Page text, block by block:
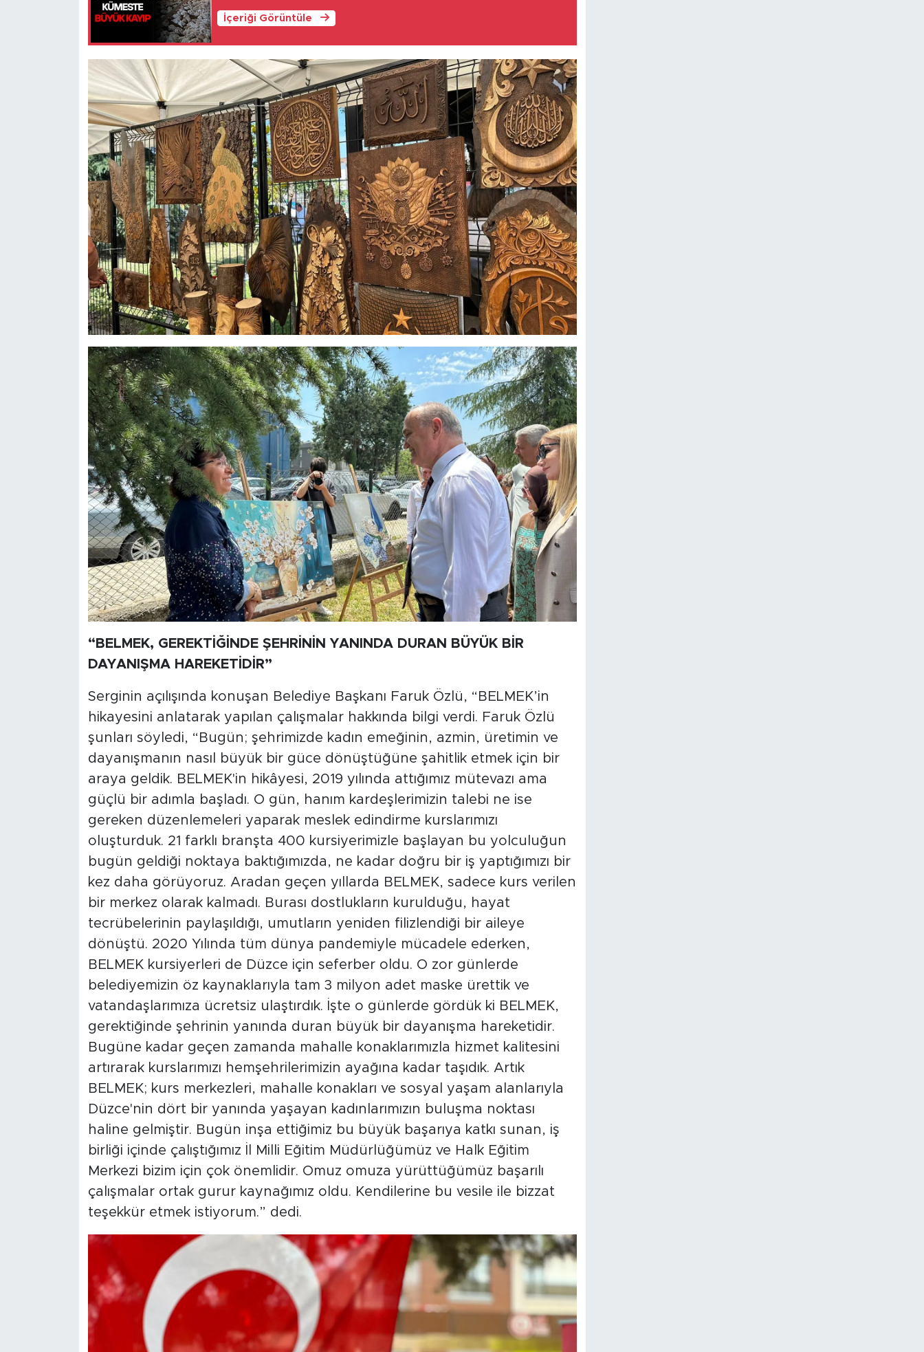
İçeriği Görüntüle
“BELMEK, GEREKTİĞİNDE ŞEHRİNİN YANINDA DURAN BÜYÜK BİR
DAYANIŞMA HAREKETİDİR”
Serginin açılışında konuşan Belediye Başkanı Faruk Özlü, “BELMEK’in
hikayesini anlatarak yapılan çalışmalar hakkında bilgi verdi. Faruk Özlü
şunları söyledi, “Bugün; şehrimizde kadın emeğinin, azmin, üretimin ve
dayanışmanın nasıl büyük bir güce dönüştüğüne şahitlik etmek için bir
araya geldik. BELMEK'in hikâyesi, 2019 yılında attığımız mütevazı ama
güçlü bir adımla başladı. O gün, hanım kardeşlerimizin talebi ne ise
gereken düzenlemeleri yaparak meslek edindirme kurslarımızı
oluşturduk. 21 farklı branşta 400 kursiyerimizle başlayan bu yolculuğun
bugün geldiği noktaya baktığımızda, ne kadar doğru bir iş yaptığımızı bir
kez daha görüyoruz. Aradan geçen yıllarda BELMEK, sadece kurs verilen
bir merkez olarak kalmadı. Burası dostlukların kurulduğu, hayat
tecrübelerinin paylaşıldığı, umutların yeniden filizlendiği bir aileye
dönüştü. 2020 Yılında tüm dünya pandemiyle mücadele ederken,
BELMEK kursiyerleri de Düzce için seferber oldu. O zor günlerde
belediyemizin öz kaynaklarıyla tam 3 milyon adet maske ürettik ve
vatandaşlarımıza ücretsiz ulaştırdık. İşte o günlerde gördük ki BELMEK,
gerektiğinde şehrinin yanında duran büyük bir dayanışma hareketidir.
Bugüne kadar geçen zamanda mahalle konaklarımızla hizmet kalitesini
artırarak kurslarımızı hemşehrilerimizin ayağına kadar taşıdık. Artık
BELMEK; kurs merkezleri, mahalle konakları ve sosyal yaşam alanlarıyla
Düzce'nin dört bir yanında yaşayan kadınlarımızın buluşma noktası
haline gelmiştir. Bugün inşa ettiğimiz bu büyük başarıya katkı sunan, iş
birliği içinde çalıştığımız İl Milli Eğitim Müdürlüğümüz ve Halk Eğitim
Merkezi bizim için çok önemlidir. Omuz omuza yürüttüğümüz başarılı
çalışmalar ortak gurur kaynağımız oldu. Kendilerine bu vesile ile bizzat
teşekkür etmek istiyorum.” dedi.